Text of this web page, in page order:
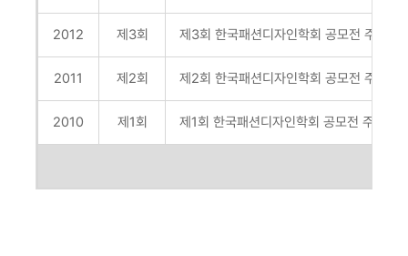
2012 제3회 제3회 한국패션디자인학회 공모전 주제: “
2011 제2회 제2회 한국패션디자인학회 공모전 주제: “
2010 제1회 제1회 한국패션디자인학회 공모전 주제: